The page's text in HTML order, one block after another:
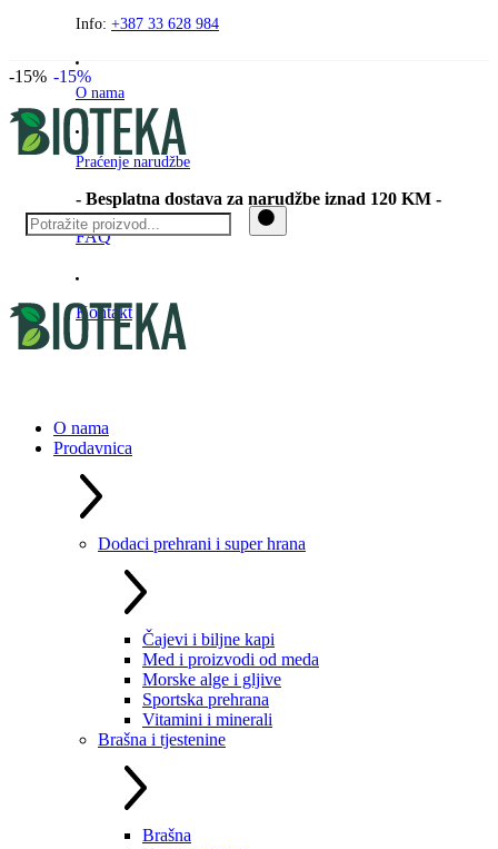
PreskočiteInfo: +387 33 628 984
O nama
Praćenje narudžbe
- Besplatna dostava za narudžbe iznad 120 KM -
FAQ
Kontakt
O nama
Prodavnica
Dodaci prehrani i super hrana
Čajevi i biljne kapi
Med i proizvodi od meda
Morske alge i gljive
Sportska prehrana
Vitamini i minerali
Brašna i tjestenine
Brašna
-15% -15%